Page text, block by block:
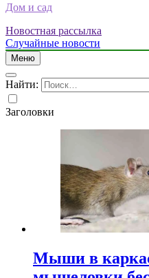
Дом и сад
Новостная рассылка
Случайные новости
Меню
Найти:
Заголовки
Мыши в